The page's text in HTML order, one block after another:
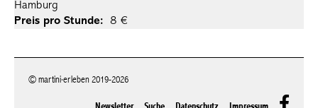
Hamburg
Preis pro Stunde: 8 €
© martini·erleben 2019-2026